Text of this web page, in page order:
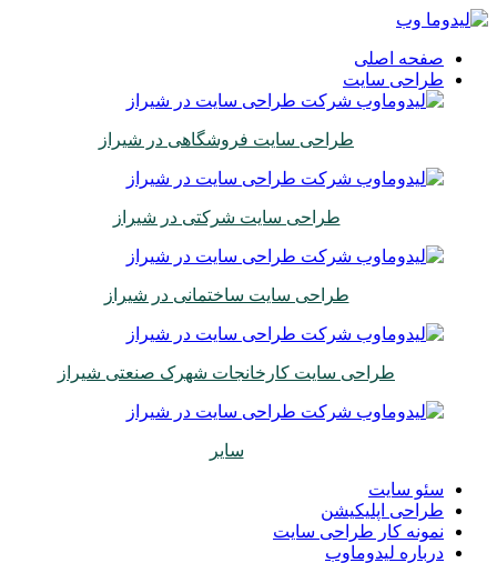
صفحه اصلی
طراحی سایت
طراحی سایت فروشگاهی در شیراز
طراحی سایت شرکتی در شیراز
طراحی سایت ساختمانی در شیراز
طراحی سایت کارخانجات شهرک صنعتی شیراز
سایر
سئو سایت
طراحی اپلیکیشن
نمونه کار طراحی سایت
درباره لیدوماوب